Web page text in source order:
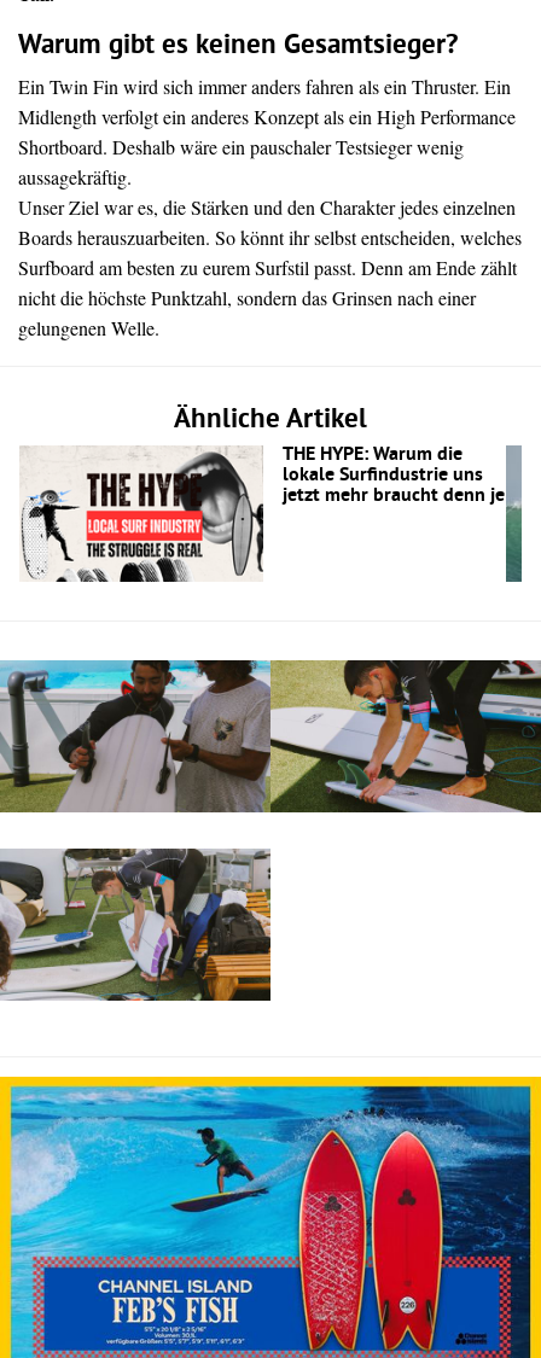
Warum gibt es keinen Gesamtsieger?
Ein Twin Fin wird sich immer anders fahren als ein Thruster. Ein
Midlength verfolgt ein anderes Konzept als ein High Performance
Shortboard. Deshalb wäre ein pauschaler Testsieger wenig
aussagekräftig.
Unser Ziel war es, die Stärken und den Charakter jedes einzelnen
Boards herauszuarbeiten. So könnt ihr selbst entscheiden, welches
Surfboard am besten zu eurem Surfstil passt. Denn am Ende zählt
nicht die höchste Punktzahl, sondern das Grinsen nach einer
gelungenen Welle.
Ähnliche Artikel
THE HYPE: Warum die
lokale Surfindustrie uns
jetzt mehr braucht denn je